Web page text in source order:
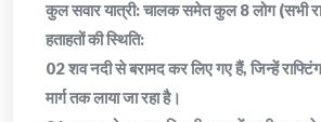
​कुल सवार यात्री: चालक समेत कुल 8 लोग (सभी
​हताहतों की स्थिति:
​02 शव नदी से बरामद कर लिए गए हैं, जिन्हें
मार्ग तक लाया जा रहा है।